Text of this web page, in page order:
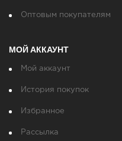
Оптовым покупателям
МОЙ АККАУНТ
Мой аккаунт
История покупок
Избранное
Рассылка